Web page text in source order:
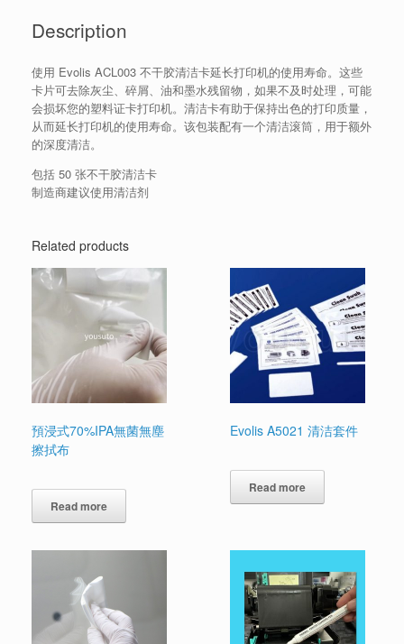
Description
使用 Evolis ACL003 不干胶清洁卡延长打印机的使用寿命。这些
卡片可去除灰尘、碎屑、油和墨水残留物，如果不及时处理，可能
会损坏您的塑料证卡打印机。清洁卡有助于保持出色的打印质量，
从而延长打印机的使用寿命。该包装配有一个清洁滚筒，用于额外
的深度清洁。
包括 50 张不干胶清洁卡
制造商建议使用清洁剂
Related products
預浸式70%IPA無菌無塵
擦拭布
Read more
Evolis A5021 清洁套件
Read more